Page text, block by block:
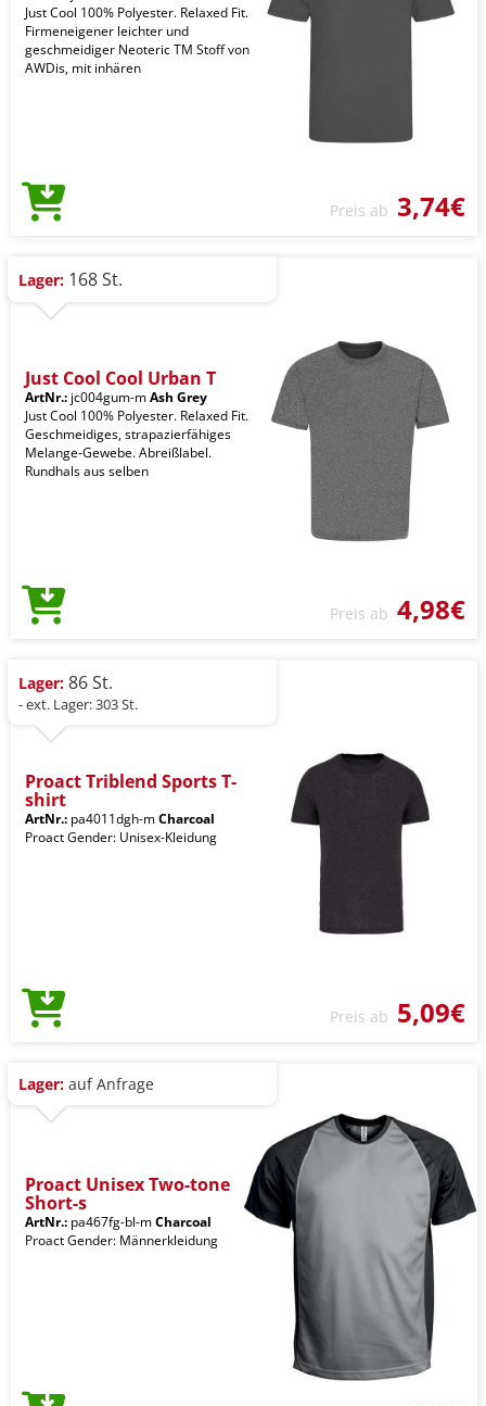
Just Cool 100% Polyester. Relaxed Fit.
Firmeneigener leichter und
geschmeidiger Neoteric TM Stoff von
AWDis, mit inhären
Preis ab 3,74€
Lager: 168 St.
Just Cool Cool Urban T
ArtNr.: jc004gum-mAsh Grey
Just Cool 100% Polyester. Relaxed Fit.
Geschmeidiges, strapazierfähiges
Melange-Gewebe. Abreißlabel.
Rundhals aus selben
Preis ab 4,98€
Lager: 86 St.
- ext. Lager: 303 St.
Proact Triblend Sports T-
shirt
ArtNr.: pa4011dgh-mCharcoal
Proact Gender: Unisex-Kleidung
Preis ab 5,09€
Lager: auf Anfrage
Proact Unisex Two-tone
Short-s
ArtNr.: pa467fg-bl-mCharcoal
Proact Gender: Männerkleidung